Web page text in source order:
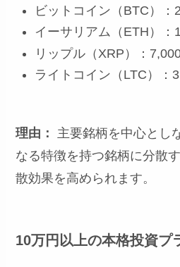
ビットコイン（BTC）：
イーサリアム（ETH）：
リップル（XRP）：
ライトコイン（LTC）：
理由：
主要銘柄を中心とし
なる特徴を持つ銘柄に分散
散効果を高められます。
10万円以上の本格投資プ